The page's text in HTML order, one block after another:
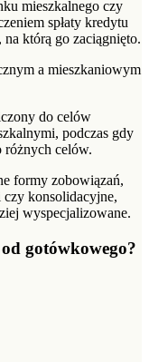
mieszkalnego czy
spłaty kredytu
którą go zaciągnięto.
a mieszkaniowym
do celów
podczas gdy
różnych celów.
formy zobowiązań,
konsolidacyjne,
wyspecjalizowane.
gotówkowego?